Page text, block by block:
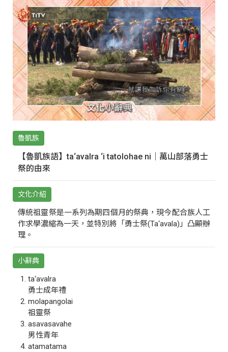
魯凱族
【魯凱族語】ta‘avalra ‘i tatolohae ni｜萬山部落勇士
祭的由來
文化介紹
傳統祖靈祭是一系列為期四個月的祭典，現今配合族人工
作求學濃縮為一天，並特別將「勇士祭(Ta‘avala)」凸顯辦
理。
小辭典
ta‘avalra
勇士成年禮
molapangolai
祖靈祭
asavasavahe
男性青年
atamatama